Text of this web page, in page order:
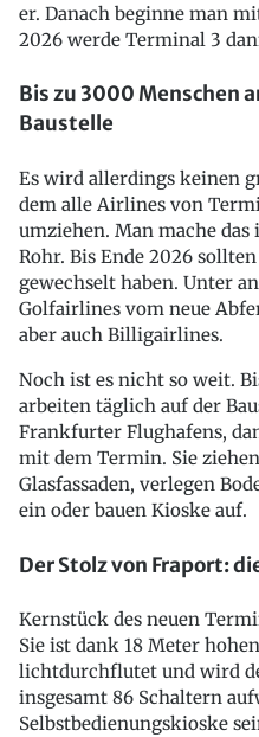
er. Danach beginne man
2026 werde Terminal 3
Bis zu 3000 Menschen
Baustelle
Es wird allerdings keinen
dem alle Airlines von
umziehen. Man mache
Rohr. Bis Ende 2026
gewechselt haben. Unter
Golfairlines vom neue
aber auch Billigairlines.
Noch ist es nicht so weit.
arbeiten täglich auf der
Frankfurter Flughafens,
mit dem Termin. Sie
Glasfassaden, verlegen
ein oder bauen Kioske auf.
Der Stolz von Fraport:
Kernstück des neuen
Sie ist dank 18 Meter
lichtdurchflutet und wird
insgesamt 86 Schaltern
Selbstbedienungskioske